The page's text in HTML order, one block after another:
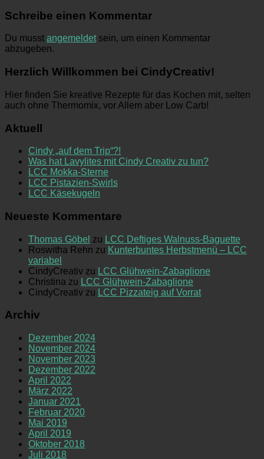
Schreibe einen Kommentar
Du musst angemeldetsein, um einen Kommentar
abzugeben.
Herzlich Willkommen bei CindyCreativ!
Hier finden Sie kreative Rezepte für das Kochen mit, selten
auch ohne Thermomix, vor Allem aber Low Carb!
Aktuell
Cindy „auf dem Trip“?!
Was hat Lavylites mit Cindy Creativ zu tun?
LCC Mokka-Sterne
LCC Pistazien-Swirls
LCC Käsekugeln
Neueste Kommentare
Thomas Göbel zu LCC Deftiges Walnuss-Baguette
Roswitha Rehn zu Kunterbuntes Herbstmenü – LCC
variabel
CindyCreativ zu LCC Glühwein-Zabaglione
Christina zu LCC Glühwein-Zabaglione
CindyCreativ zu LCC Pizzateig auf Vorrat
Archiv
Dezember 2024
November 2024
November 2023
Dezember 2022
April 2022
März 2022
Januar 2021
Februar 2020
Mai 2019
April 2019
Oktober 2018
Juli 2018